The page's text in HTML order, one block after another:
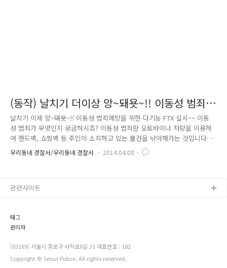
(동작) 날치기 더이상 앙~돼욧~!! 이동성 범죄
예방을 위한 다기능 FTX실시~
날치기 이제 앙~돼욧~!! 이동성 범죄예방을 위한 다기능 FTX 실시~~ 이동
성 범죄가 무엇인지 궁금하시죠? 이동성 범죄란 오토바이나 차량을 이용하
여 핸드백, 쇼핑백 등 주민이 소지하고 있는 물건을 낚아채가는 것입니다
~~ 이러한 범죄를 예방하기 위해 지역경찰과 형사, 교통경찰이 합동훈련을
실시하였답니다~ 그럼 지금부터 영화한편 보실까요~~~~^^* 시골에서 상경
차량 안에서 대상자를 물색 중 강 씨가 가지고 있는 돈봉투를 날치기하였
우리동네 경찰서/우리동네 경찰서 2014.04.08
태그
관리자
[03169] 서울시 종로구 사직로8길 31 대표번호 : 182
Copyright © Seoul Police. All rights reserved.
관련사이트